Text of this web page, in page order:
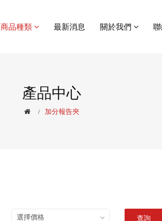
商品種類 最新消息 關於我們
產品中心
加分報告夾
選擇價格 查詢